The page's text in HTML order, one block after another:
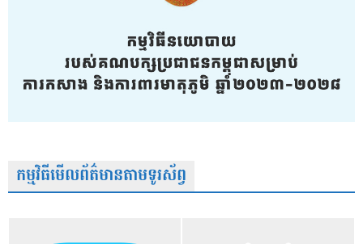
កម្មវិធីមើលព័ត៌មានតាមទូរស័ព្វ